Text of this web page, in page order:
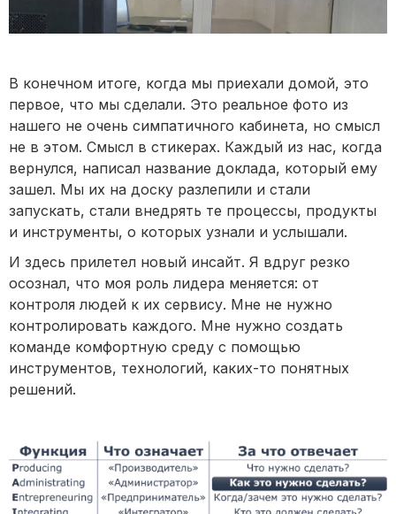
В конечном итоге, когда мы приехали домой, это
первое, что мы сделали. Это реальное фото из
нашего не очень симпатичного кабинета, но смысл
не в этом. Смысл в стикерах. Каждый из нас, когда
вернулся, написал название доклада, который ему
зашел. Мы их на доску разлепили и стали
запускать, стали внедрять те процессы, продукты
и инструменты, о которых узнали и услышали.
И здесь прилетел новый инсайт. Я вдруг резко
осознал, что моя роль лидера меняется: от
контроля людей к их сервису. Мне не нужно
контролировать каждого. Мне нужно создать
команде комфортную среду с помощью
инструментов, технологий, каких-то понятных
решений.